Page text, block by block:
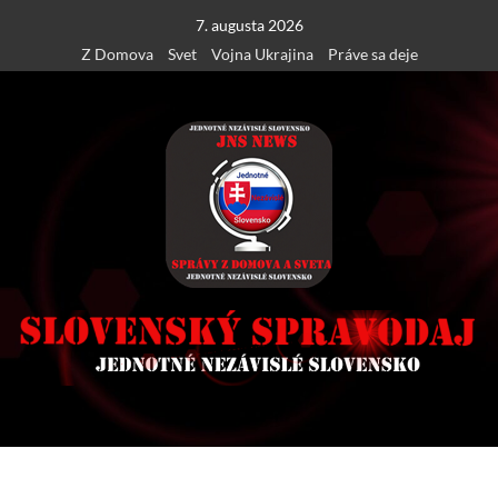
content
7. augusta 2026
Z Domova
Svet Vojna Ukrajina Práve sa deje